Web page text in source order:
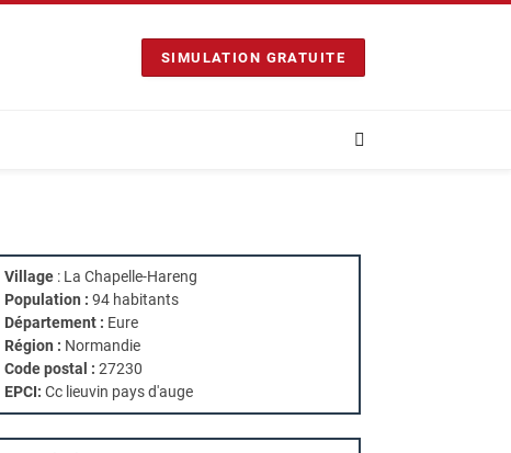
SIMULATION GRATUITE
Village : La Chapelle-Hareng
Population : 94 habitants
Département : Eure
Région : Normandie
Code postal : 27230
EPCI: Cc lieuvin pays d'auge